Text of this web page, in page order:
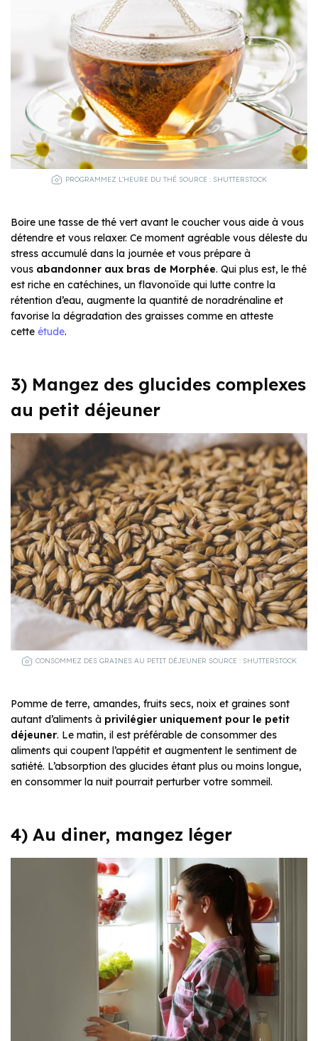
PROGRAMMEZ L’HEURE DU THÉ SOURCE : SHUTTERSTOCK
Boire une tasse de thé vert avant le coucher vous aide à vous
détendre et vous relaxer. Ce moment agréable vous déleste du
stress accumulé dans la journée et vous prépare à
vous abandonner aux bras de Morphée. Qui plus est, le thé
est riche en catéchines, un flavonoïde qui lutte contre la
rétention d’eau, augmente la quantité de noradrénaline et
favorise la dégradation des graisses comme en atteste
cette étude.
3) Mangez des glucides complexes
au petit déjeuner
CONSOMMEZ DES GRAINES AU PETIT DÉJEUNER SOURCE : SHUTTERSTOCK
Pomme de terre, amandes, fruits secs, noix et graines sont
autant d’aliments à privilégier uniquement pour le petit
déjeuner. Le matin, il est préférable de consommer des
aliments qui coupent l’appétit et augmentent le sentiment de
satiété. L’absorption des glucides étant plus ou moins longue,
en consommer la nuit pourrait perturber votre sommeil.
4) Au diner, mangez léger